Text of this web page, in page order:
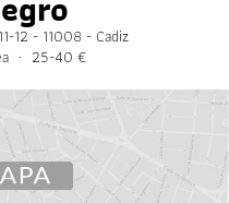
12 - 11008 - Cadiz
· 25-40 €